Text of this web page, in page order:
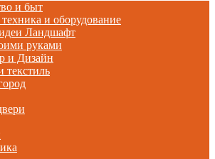
и быт
и оборудование
Ландшафт
руками
и Дизайн
текстиль